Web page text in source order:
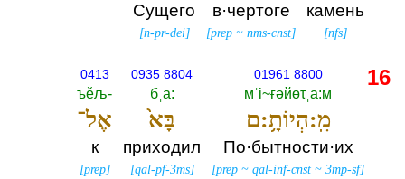
камень
[nfs]
в·чертоге
[prep ~nms-cnst]
Сущего
[n-pr-dei]
01961 8800
мˈi~ғәйөτˌа:м
מִֽ:הְיוֹתָ֥:ם
По·бытности·их
[prep ~qal-inf-cnst ~3mp-sf]
0935 8804
бˌа:‎
בָּא֙
приходил
[qal-pf-3ms]
0413
ъěљ-‎
אֶל־
к
[prep]
16